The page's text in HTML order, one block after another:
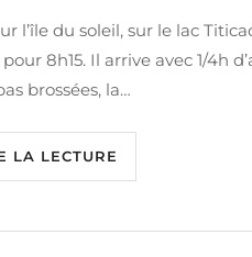
l’île du soleil, sur le lac
8h15. Il arrive avec 1/4h
brossées, la…
LA LECTURE